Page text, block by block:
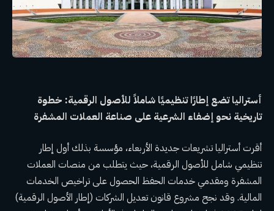
أستراليا تضع إطارًا تنظيميًا شاملاً للأصول الرقمية: خطوة
تاريخية نحو إضفاء الشرعية على صناعة العملات المشفرة
أقرت أستراليا تشريعات جديدة الأربعاء، مؤسسة بذلك أول إطار
تنظيمي شامل للأصول الرقمية، حيث يتطلب من منصات العملات
المشفرة ومقدمي خدمات الحفظ الحصول على تراخيص الخدمات
المالية. وقد نجح مشروع قانون تعديل الشركات (إطار الأصول الرقمية)